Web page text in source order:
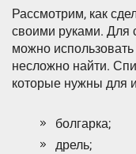
Рассмотрим, как
своими руками. Для
можно
несложно найти.
которые нужны для
болгарка;
дрель;